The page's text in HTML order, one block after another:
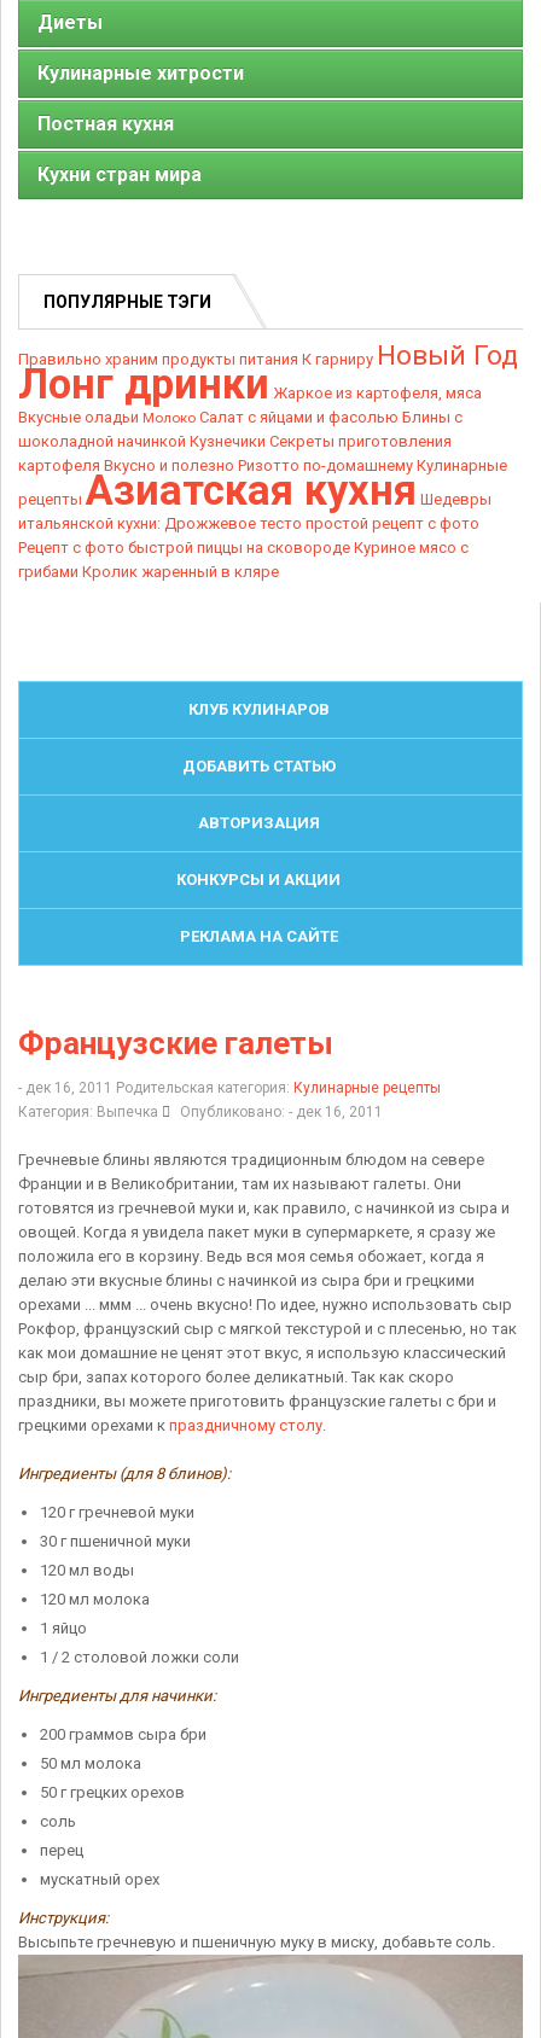
Диеты
Кулинарные хитрости
Постная кухня
Кухни стран мира
ПОПУЛЯРНЫЕ ТЭГИ
Правильно храним продукты питания К гарниру Новый Год
Лонг дринки Жаркое из картофеля, мяса
Вкусные оладьи Молоко Салат с яйцами и фасолью Блины с
шоколадной начинкой Кузнечики Секреты приготовления
картофеля Вкусно и полезно Ризотто по-домашнему Кулинарные
рецепты Азиатская кухня Шедевры
итальянской кухни: Дрожжевое тесто простой рецепт с фото
Рецепт с фото быстрой пиццы на сковороде Куриное мясо с
грибами Кролик жаренный в кляре
КЛУБ КУЛИНАРОВ
ДОБАВИТЬ СТАТЬЮ
АВТОРИЗАЦИЯ
КОНКУРСЫ И АКЦИИ
РЕКЛАМА НА САЙТЕ
Французские галеты
- дек 16, 2011 Родительская категория: Кулинарные рецепты
Категория: Выпечка Опубликовано: - дек 16, 2011
Гречневые блины являются традиционным блюдом на севере
Франции и в Великобритании, там их называют галеты. Они
готовятся из гречневой муки и, как правило, с начинкой из сыра и
овощей. Когда я увидела пакет муки в супермаркете, я сразу же
положила его в корзину. Ведь вся моя семья обожает, когда я
делаю эти вкусные блины с начинкой из сыра бри и грецкими
орехами ... ммм ... очень вкусно! По идее, нужно использовать сыр
Рокфор, французский сыр с мягкой текстурой и с плесенью, но так
как мои домашние не ценят этот вкус, я использую классический
сыр бри, запах которого более деликатный. Так как скоро
праздники, вы можете приготовить французские галеты с бри и
грецкими орехами к праздничному столу.
Ингредиенты (для 8 блинов):
120 г гречневой муки
30 г пшеничной муки
120 мл воды
120 мл молока
1 яйцо
1 / 2 столовой ложки соли
Ингредиенты для начинки:
200 граммов сыра бри
50 мл молока
50 г грецких орехов
соль
перец
мускатный орех
Инструкция:
Высыпьте гречневую и пшеничную муку в миску, добавьте соль.